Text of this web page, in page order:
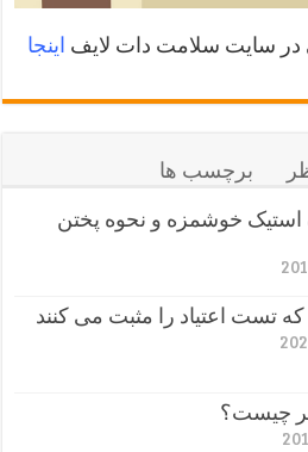
در سایت سلامت دات لایف اینجا
برچسب ها
استیک خوشمزه و نحوه پختن
که تست اعتیاد را مثبت می کنند
چیست؟